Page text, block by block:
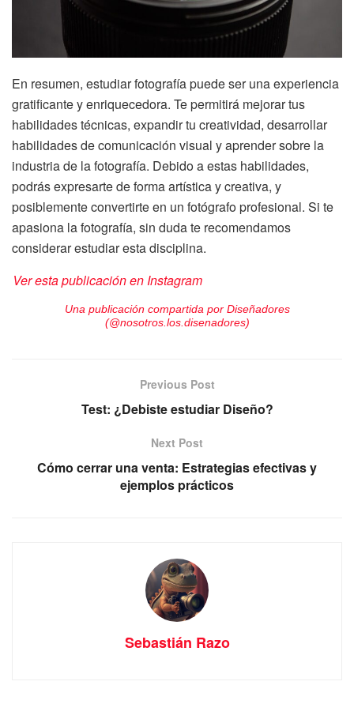
En resumen, estudiar fotografía puede ser una experiencia
gratificante y enriquecedora. Te permitirá mejorar tus
habilidades técnicas, expandir tu creatividad, desarrollar
habilidades de comunicación visual y aprender sobre la
industria de la fotografía. Debido a estas habilidades,
podrás expresarte de forma artística y creativa, y
posiblemente convertirte en un fotógrafo profesional. Si te
apasiona la fotografía, sin duda te recomendamos
considerar estudiar esta disciplina.
Ver esta publicación en Instagram
Una publicación compartida por Diseñadores
(@nosotros.los.disenadores)
Previous Post
Test: ¿Debiste estudiar Diseño?
Next Post
Cómo cerrar una venta: Estrategias efectivas y
ejemplos prácticos
Sebastián Razo